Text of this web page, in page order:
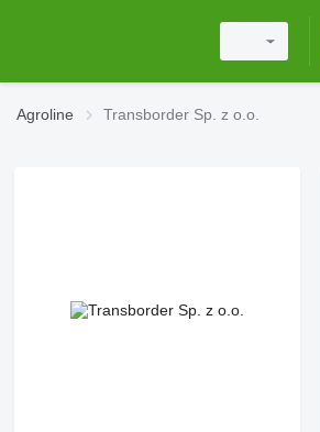
Agroline Transborder Sp. z o.o.